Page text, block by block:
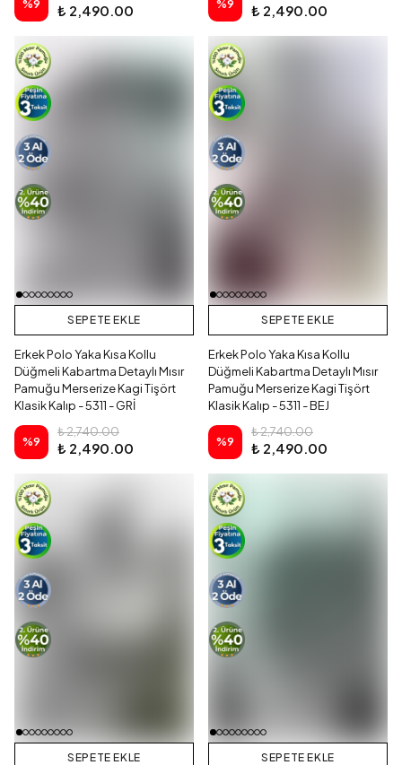
%9 ₺ 2,490.00 %9 ₺ 2,490.00
SEPETE EKLE
Erkek Polo Yaka Kısa Kollu
Düğmeli Kabartma Detaylı Mısır
Pamuğu Merserize Kagi Tişört
Klasik Kalıp - 5311 - GRİ
%9
₺ 2,740.00
₺ 2,490.00
SEPETE EKLE
Erkek Polo Yaka Kısa Kollu
Düğmeli Kabartma Detaylı Mısır
Pamuğu Merserize Kagi Tişört
Klasik Kalıp - 5311 - BEJ
%9
₺ 2,740.00
₺ 2,490.00
SEPETE EKLE SEPETE EKLE